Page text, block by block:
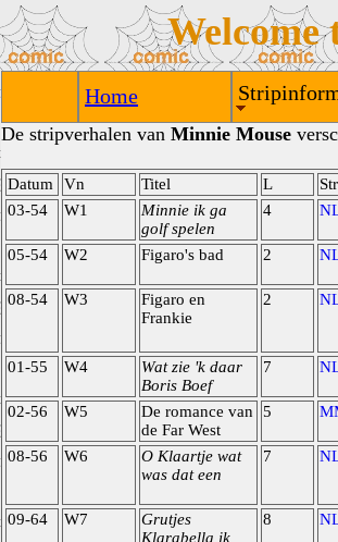
Welcome
Home
De stripverhalen van Minnie Mouse
Datum Vn Titel L
03-54
W1
Minnie ik ga
golf spelen
4
05-54 W2 Figaro's bad 2
08-54 W3
Figaro en
Frankie
2
01-55 W4
Wat zie 'k daar
Boris Boef
7
02-56 W5
De romance van
de Far West
5
08-56 W6
O Klaartje wat
was dat een
7
09-64 W7
Grutjes
Klarabella ik
8